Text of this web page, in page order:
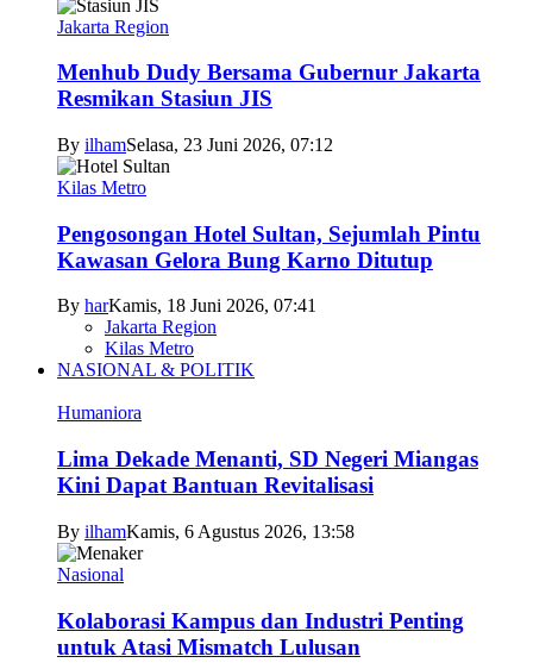
Jakarta Region
Menhub Dudy Bersama Gubernur Jakarta
Resmikan Stasiun JIS
By ilhamSelasa, 23 Juni 2026, 07:12
Kilas Metro
Pengosongan Hotel Sultan, Sejumlah Pintu
Kawasan Gelora Bung Karno Ditutup
By harKamis, 18 Juni 2026, 07:41
Jakarta Region
Kilas Metro
NASIONAL & POLITIK
Humaniora
Lima Dekade Menanti, SD Negeri Miangas
Kini Dapat Bantuan Revitalisasi
By ilhamKamis, 6 Agustus 2026, 13:58
Nasional
Kolaborasi Kampus dan Industri Penting
untuk Atasi Mismatch Lulusan